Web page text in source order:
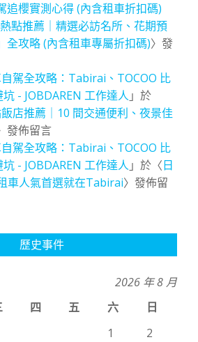
追櫻實測心得 (內含租車折扣碼)
點推薦｜精選必訪名所、花期預
全攻略 (內含租車專屬折扣碼)〉發
駕全攻略：Tabirai、TOCOO 比
- JOBDAREN 工作達人 」於
店推薦｜10 間交通便利、夜景佳
發佈留言
駕全攻略：Tabirai、TOCOO 比
- JOBDAREN 工作達人 」於〈日
車人氣首選就在Tabirai〉發佈留
歷史事件
2026 年 8 月
四 五 六
日
1
2